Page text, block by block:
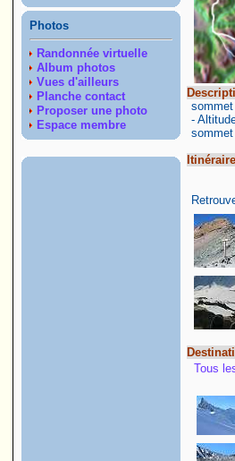
Photos
Randonnée virtuelle
Album photos
Vues d'ailleurs
Planche contact
Proposer une photo
Espace membre
sommet
-
Tous